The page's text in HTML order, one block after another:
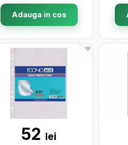
Adauga in cos
52 lei